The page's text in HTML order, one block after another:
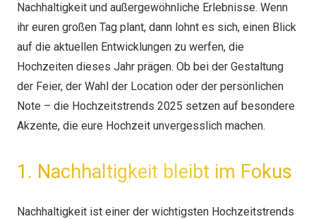
Nachhaltigkeit und außergewöhnliche Erlebnisse. Wenn
ihr euren großen Tag plant, dann lohnt es sich, einen Blick
auf die aktuellen Entwicklungen zu werfen, die
Hochzeiten dieses Jahr prägen. Ob bei der Gestaltung
der Feier, der Wahl der Location oder der persönlichen
Note – die Hochzeitstrends 2025 setzen auf besondere
Akzente, die eure Hochzeit unvergesslich machen.
1. Nachhaltigkeit bleibt im Fokus
Nachhaltigkeit ist einer der wichtigsten Hochzeitstrends